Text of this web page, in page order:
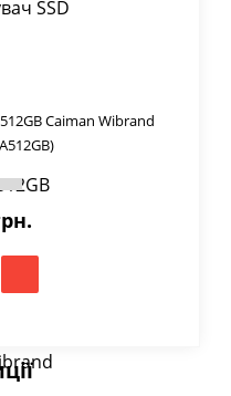
Caiman Wibrand